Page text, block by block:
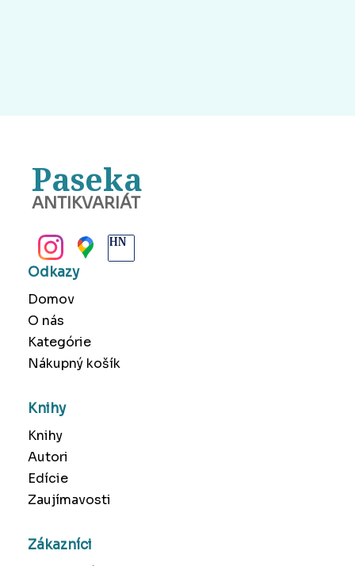
Paseka
ANTIKVARIÁT
Odkazy
Domov
O nás
Kategórie
Nákupný košík
Knihy
Knihy
Autori
Edície
Zaujímavosti
Zákazníci